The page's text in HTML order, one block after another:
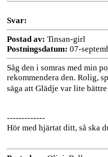
Svar:
Postad av: Tinsan-girl
Postningsdatum: 07-
Såg den i somras med min
rekommendera den. Rolig,
säga att Glädje var lite
-------------
Hör med hjärtat ditt, så ska